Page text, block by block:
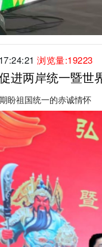
浏览量:19223
进两岸统一暨世
盼祖国统一的赤诚情怀